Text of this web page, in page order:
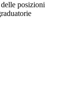
posizioni